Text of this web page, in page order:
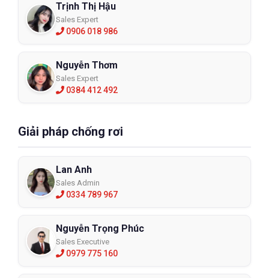
Trịnh Thị Hậu
Sales Expert
0906 018 986
Nguyễn Thơm
Sales Expert
0384 412 492
Giải pháp chống rơi
Lan Anh
Sales Admin
0334 789 967
Nguyễn Trọng Phúc
Sales Executive
0979 775 160